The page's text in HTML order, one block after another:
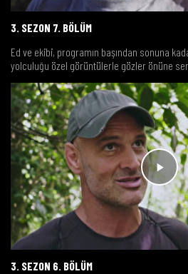
3. SEZON 7. BÖLÜM
Ed ve ekibi, programın başından sonuna
yolculuğu özel görüntülerle gözler önüne
3. SEZON 6. BÖLÜM